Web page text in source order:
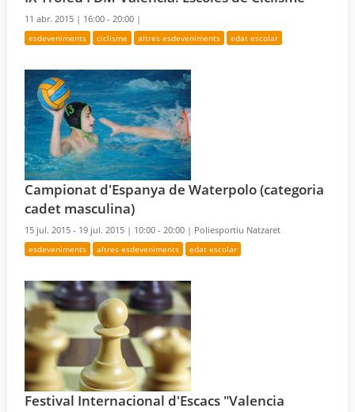
11 abr. 2015 | 16:00 - 20:00 |
esdeveniments ciclisme altres esdeveniments edat escolar
Campionat d'Espanya de Waterpolo (categoria
cadet masculina)
15 jul. 2015 - 19 jul. 2015 | 10:00 - 20:00 | Poliesportiu Natzaret
esdeveniments altres esdeveniments edat escolar
Festival Internacional d'Escacs "Valencia